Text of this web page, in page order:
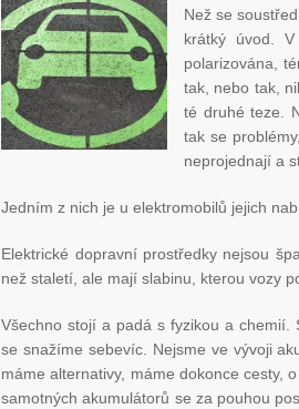
Než se
krátký úvod.
polarizována,
tak, nebo tak,
té druhé teze.
tak se
neprojednají a
Jedním z nich je u elektromobilů jejich
Elektrické dopravní prostředky nejsou
než staletí, ale mají slabinu, kterou vozy
Všechno stojí a padá s fyzikou a
se snažíme sebevíc. Nejsme ve vývoji
máme alternativy, máme dokonce cesty,
samotných akumulátorů se za pouhou